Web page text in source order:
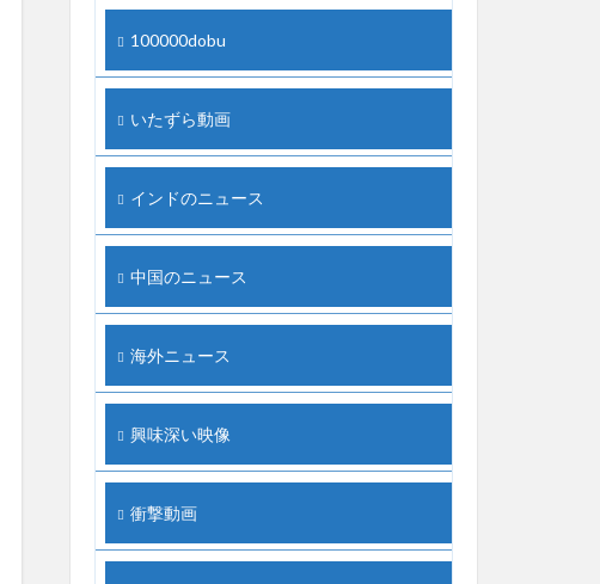
100000dobu
いたずら動画
インドのニュース
中国のニュース
海外ニュース
興味深い映像
衝撃動画